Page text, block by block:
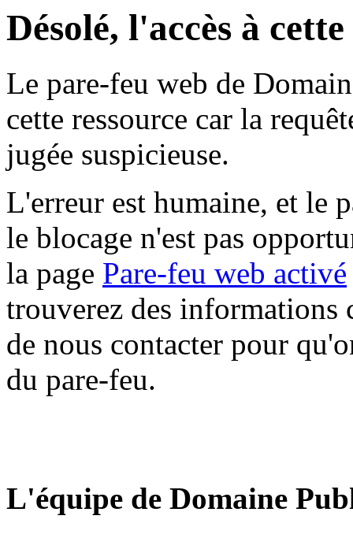
Désolé, l'accès à
Le pare-feu web de
cette ressource car la
jugée suspicieuse.
L'erreur est humaine, et le
le blocage n'est pas
la page Pare-feu web activé
trouverez des informations
de nous contacter pour
du pare-feu.
L'équipe de Domaine